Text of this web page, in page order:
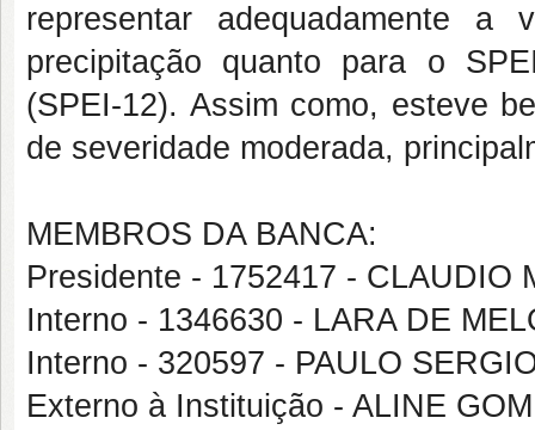
representar adequadamente a
precipitação quanto para o
(SPEI-12). Assim como, esteve
de severidade moderada,
MEMBROS DA BANCA:
Presidente - 1752417 - CLAUDIO
Interno - 1346630 - LARA DE
Interno - 320597 - PAULO
Externo à Instituição - ALINE